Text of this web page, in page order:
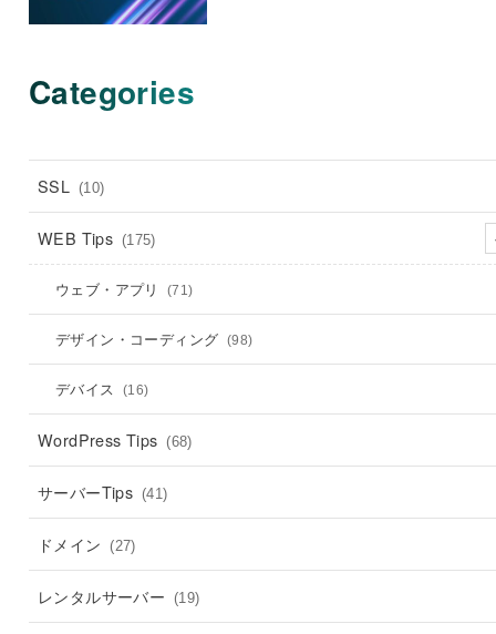
Categories
SSL (10)
WEB Tips (175)
ウェブ・アプリ (71)
デザイン・コーディング (98)
デバイス (16)
WordPress Tips (68)
サーバーTips (41)
ドメイン (27)
レンタルサーバー (19)